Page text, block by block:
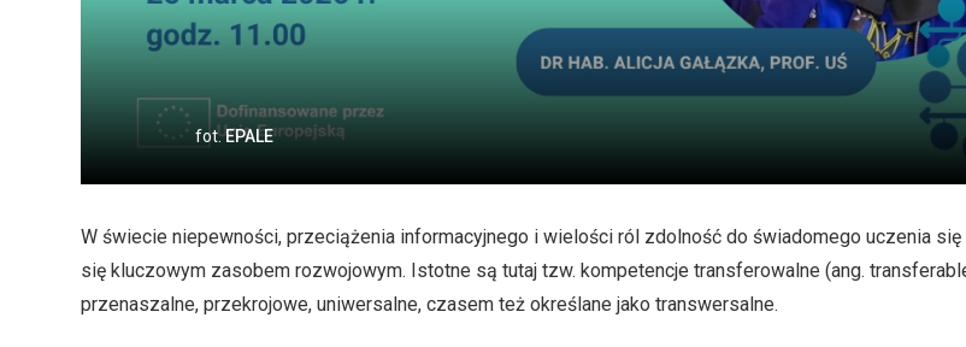
fot.EPALE
W świecie niepewności, przeciążenia informacyjnego i wielości ról zdolność do świadomego uczenia
się kluczowym zasobem rozwojowym. Istotne są tutaj tzw. kompetencje transferowalne (ang.
przenaszalne, przekrojowe, uniwersalne, czasem też określane jako transwersalne.